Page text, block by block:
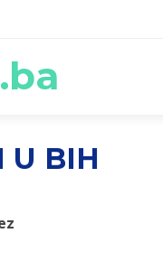
.ba
U BIH